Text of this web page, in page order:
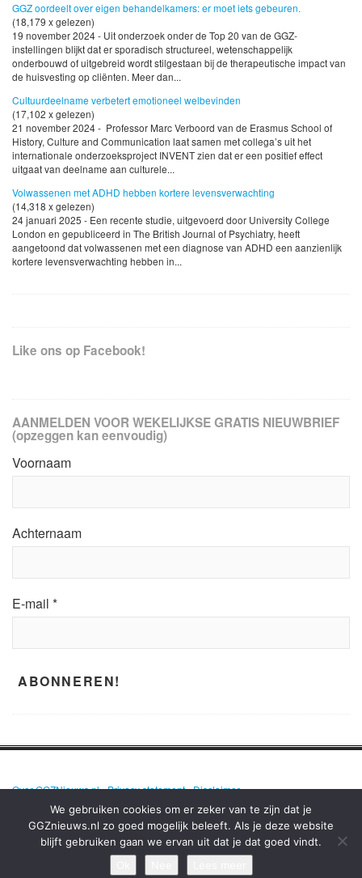
GGZ oordeelt over eigen behandelkamers: er moet iets gebeuren.
(18,179 x gelezen)
19 november 2024 - Uit onderzoek onder de Top 20 van de GGZ-
instellingen blijkt dat er sporadisch structureel, wetenschappelijk
onderbouwd of uitgebreid wordt stilgestaan bij de therapeutische impact van
de huisvesting op cliënten. Meer dan...
Cultuurdeelname verbetert emotioneel welbevinden
(17,102 x gelezen)
21 november 2024 - Professor Marc Verboord van de Erasmus School of
History, Culture and Communication laat samen met collega’s uit het
internationale onderzoeksproject INVENT zien dat er een positief effect
uitgaat van deelname aan culturele...
Volwassenen met ADHD hebben kortere levensverwachting
(14,318 x gelezen)
24 januari 2025 - Een recente studie, uitgevoerd door University College
London en gepubliceerd in The British Journal of Psychiatry, heeft
aangetoond dat volwassenen met een diagnose van ADHD een aanzienlijk
kortere levensverwachting hebben in...
Like ons op Facebook!
AANMELDEN VOOR WEKELIJKSE GRATIS NIEUWBRIEF
(opzeggen kan eenvoudig)
Voornaam
Achternaam
E-mail *
Over GGZNieuws.nl•Privacy statement•Disclaimer
GGZNIEUWS.NL – ELKE DAG HET NIEUWS OVER MENTALE GEZONDHEID
EN DE GGZ OP EEN RIJ!
We gebruiken cookies om er zeker van te zijn dat je
GGZnieuws.nl zo goed mogelijk beleeft. Als je deze website
blijft gebruiken gaan we ervan uit dat je dat goed vindt.